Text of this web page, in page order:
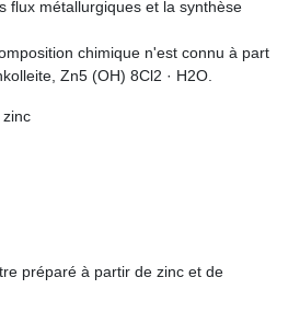
flux métallurgiques et la synthèse
chimique n'est connu à part
Zn5 (OH) 8Cl2 · H2O.
zinc
préparé à partir de zinc et de